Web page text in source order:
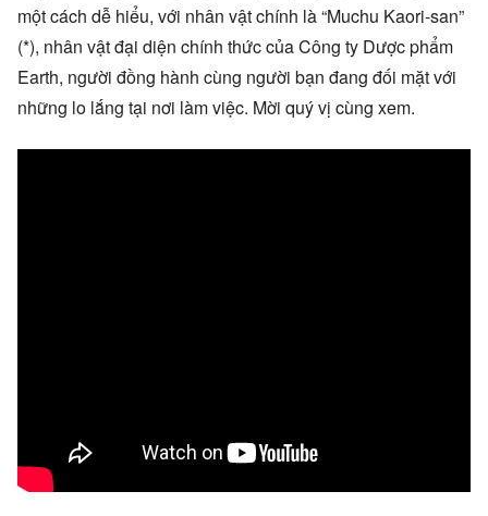
một cách dễ hiểu, với nhân vật chính là “Muchu Kaori-san”
(*), nhân vật đại diện chính thức của Công ty Dược phẩm
Earth, người đồng hành cùng người bạn đang đối mặt với
những lo lắng tại nơi làm việc. Mời quý vị cùng xem.